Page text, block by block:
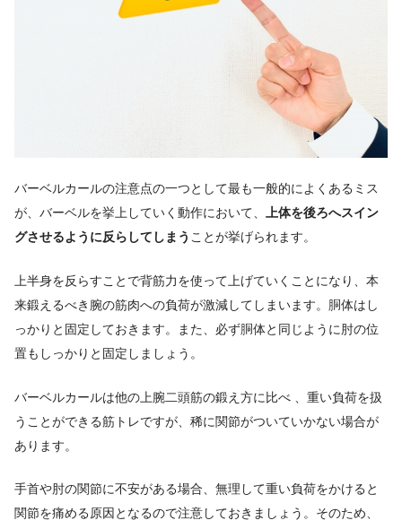
バーベルカールの注意点の一つとして最も一般的によくあるミス
が、バーベルを挙上していく動作において、 上体を後ろへスイン
グさせるように反らしてしまう ことが挙げられます。
上半身を反らすことで背筋力を使って上げていくことになり、本
来鍛えるべき腕の筋肉への負荷が激減してしまいます。胴体はし
っかりと固定しておきます。また、必ず胴体と同じように肘の位
置もしっかりと固定しましょう。
バーベルカールは他の上腕二頭筋の鍛え方に比べ 、重い負荷を扱
うことができる筋トレですが、稀に関節がついていかない場合が
あります。
手首や肘の関節に不安がある場合、無理して重い負荷をかけると
関節を痛める原因となるので注意しておきましょう。そのため、